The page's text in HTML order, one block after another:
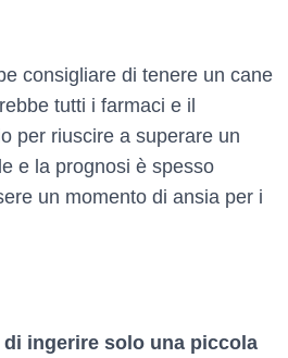
consigliare di tenere un cane
tutti i farmaci e il
per riuscire a superare un
e la prognosi è spesso
un momento di ansia per i
ingerire solo una piccola